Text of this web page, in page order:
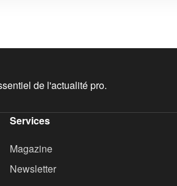
de l'actualité pro.
Services
Magazine
Newsletter